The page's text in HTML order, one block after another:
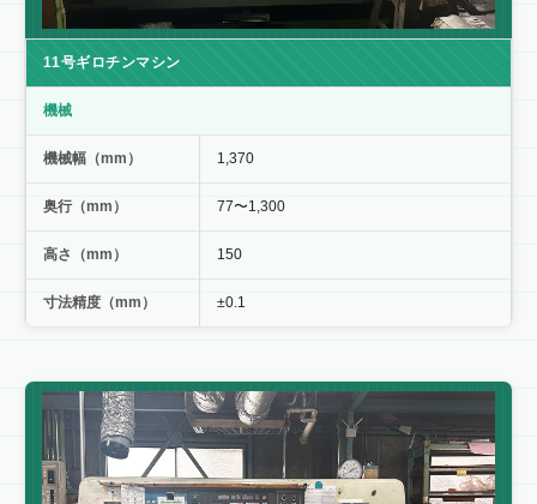
11号ギロチンマシン
機械
機械幅（mm） 1,370
奥行（mm） 77〜1,300
高さ（mm） 150
寸法精度（mm） ±0.1